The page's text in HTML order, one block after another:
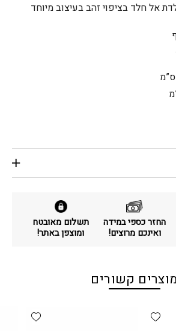
אל חלד בציפוי זהב בעיצוב מיוחד
החזר כספי במידה
ואינכם מרוצים!
תשלום מאובטח
ומוצפן באתר!
מוצרים קשורים
Add wishlist
wishlist